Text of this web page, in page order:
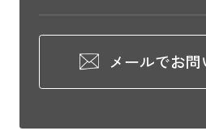
メールでお